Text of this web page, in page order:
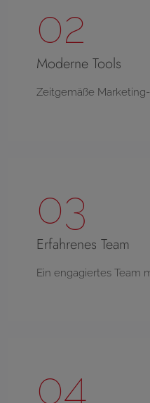
02
Moderne Tools
Zeitgemäße
03
Erfahrenes Team
Ein engagiertes Team
04